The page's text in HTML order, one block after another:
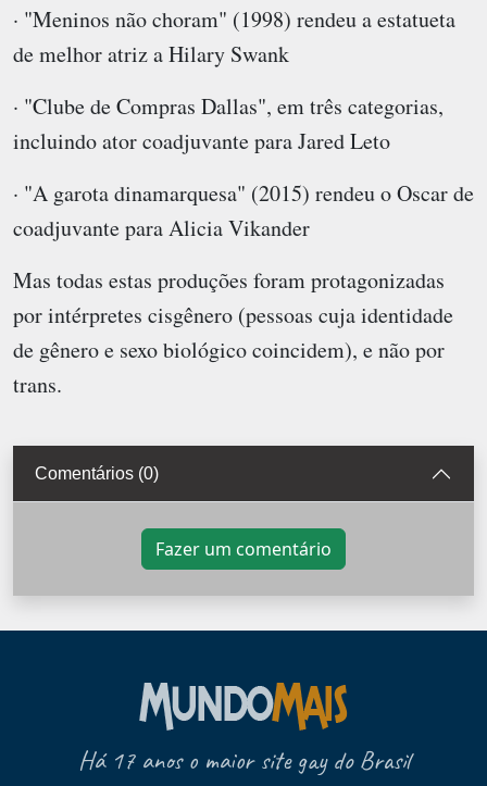
· "Meninos não choram" (1998) rendeu a estatueta
de melhor atriz a Hilary Swank
· "Clube de Compras Dallas", em três categorias,
incluindo ator coadjuvante para Jared Leto
· "A garota dinamarquesa" (2015) rendeu o Oscar de
coadjuvante para Alicia Vikander
Mas todas estas produções foram protagonizadas
por intérpretes cisgênero (pessoas cuja identidade
de gênero e sexo biológico coincidem), e não por
trans.
Comentários (0)
Fazer um comentário
Há 17 anos o maior site gay do Brasil